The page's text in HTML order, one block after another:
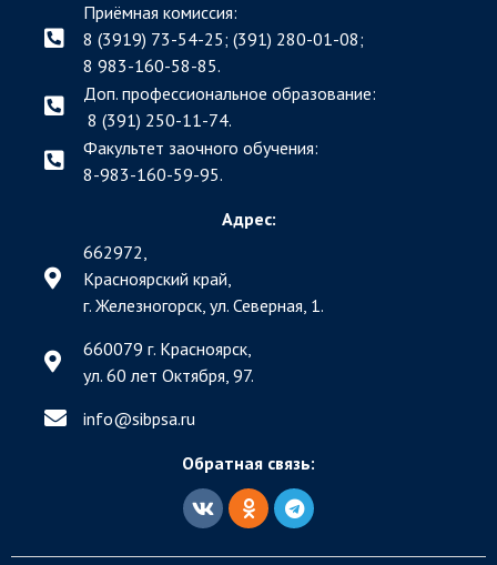
Приёмная комиссия:
8 (3919) 73-54-25; (391) 280-01-08;
8 983-160-58-85.
Доп. профессиональное образование:
8 (391) 250-11-74.
Факультет заочного обучения:
8-983-160-59-95.
Адрес:
662972,
Красноярский край,
г. Железногорск, ул. Северная, 1.
660079 г. Красноярск,
ул. 60 лет Октября, 97.
info@sibpsa.ru
Обратная связь: